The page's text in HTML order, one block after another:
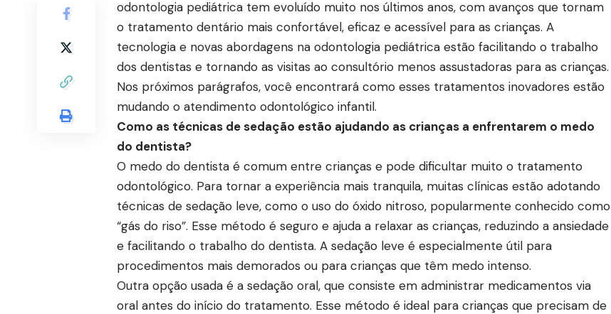
odontologia pediátrica tem evoluído muito nos últimos anos, com avanços que tornam
o tratamento dentário mais confortável, eficaz e acessível para as crianças. A
tecnologia e novas abordagens na odontologia pediátrica estão facilitando o trabalho
dos dentistas e tornando as visitas ao consultório menos assustadoras para as crianças.
Nos próximos parágrafos, você encontrará como esses tratamentos inovadores estão
mudando o atendimento odontológico infantil.
Como as técnicas de sedação estão ajudando as crianças a enfrentarem o medo
do dentista?
O medo do dentista é comum entre crianças e pode dificultar muito o tratamento
odontológico. Para tornar a experiência mais tranquila, muitas clínicas estão adotando
técnicas de sedação leve, como o uso do óxido nitroso, popularmente conhecido como
“gás do riso”. Esse método é seguro e ajuda a relaxar as crianças, reduzindo a ansiedade
e facilitando o trabalho do dentista. A sedação leve é especialmente útil para
procedimentos mais demorados ou para crianças que têm medo intenso.
Outra opção usada é a sedação oral, que consiste em administrar medicamentos via
oral antes do início do tratamento. Esse método é ideal para crianças que precisam de